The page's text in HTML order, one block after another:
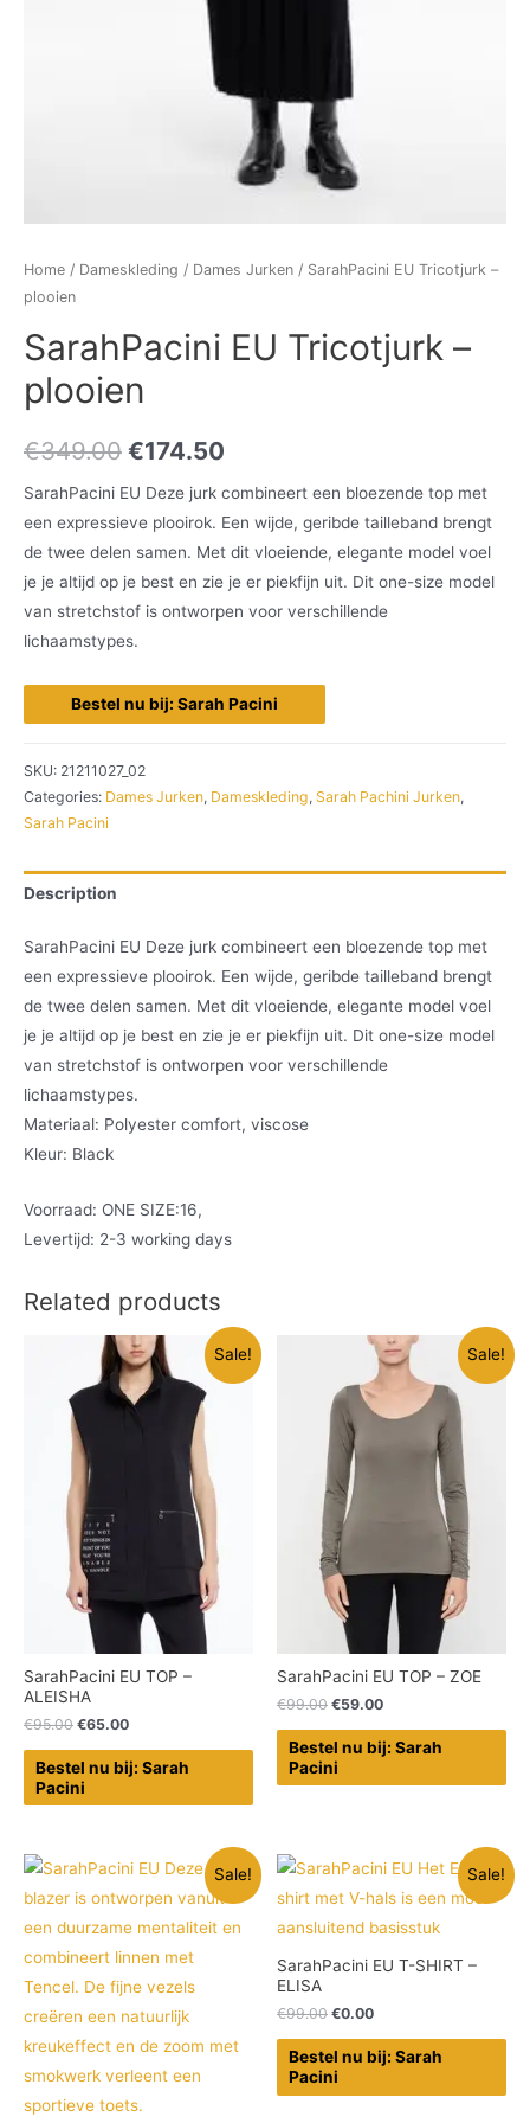
Home / Dameskleding / Dames Jurken / SarahPacini EU Tricotjurk –
plooien
SarahPacini EU Tricotjurk –
plooien
€349.00 €174.50
SarahPacini EU Deze jurk combineert een bloezende top met
een expressieve plooirok. Een wijde, geribde tailleband brengt
de twee delen samen. Met dit vloeiende, elegante model voel
je je altijd op je best en zie je er piekfijn uit. Dit one-size model
van stretchstof is ontworpen voor verschillende
lichaamstypes.
Bestel nu bij: Sarah Pacini
SKU: 21211027_02
Categories: Dames Jurken, Dameskleding, Sarah Pachini Jurken,
Sarah Pacini
Description
SarahPacini EU Deze jurk combineert een bloezende top met
een expressieve plooirok. Een wijde, geribde tailleband brengt
de twee delen samen. Met dit vloeiende, elegante model voel
je je altijd op je best en zie je er piekfijn uit. Dit one-size model
van stretchstof is ontworpen voor verschillende
lichaamstypes.
Materiaal: Polyester comfort, viscose
Kleur: Black
Voorraad: ONE SIZE:16,
Levertijd: 2-3 working days
Related products
Sale!
SarahPacini EU TOP –
ALEISHA
€95.00 €65.00
Bestel nu bij: Sarah
Pacini
Sale!
SarahPacini EU TOP – ZOE
€99.00 €59.00
Bestel nu bij: Sarah
Pacini
Sale! Sale!
SarahPacini EU T-SHIRT –
ELISA
€99.00 €0.00
Bestel nu bij: Sarah
Pacini